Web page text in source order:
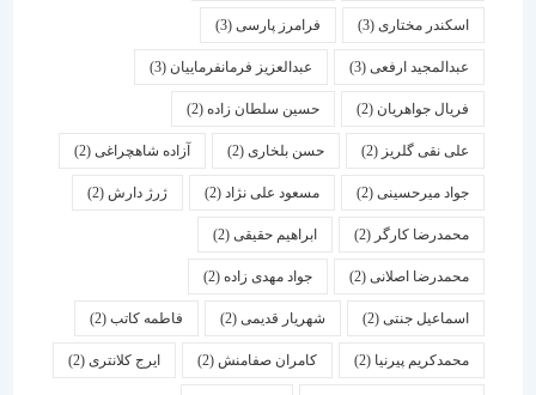
اسكندر مختاری (3) فرامرز پارسی(3)
عبدالمجید ارفعی(3) عبدالعزیز فرمانفرماییان(3)
فریال جواهریان(2) حسین سلطان زاده(2)
علی نقی گلریز(2) حسن بلخاری(2) آزاده شاهچراغی(2)
جواد میرحسینی(2) مسعود علی نژاد(2) ژرژ دارش (2)
محمدرضا کارگر(2) ابراهیم حقیقی(2)
محمدرضا اصلانی(2) جواد مهدی زاده(2)
اسماعیل جنتی(2) شهریار قدیمی(2) فاطمه کاتب(2)
محمدکریم پیرنیا (2) کامران صفامنش(2) ایرج کلانتری (2)